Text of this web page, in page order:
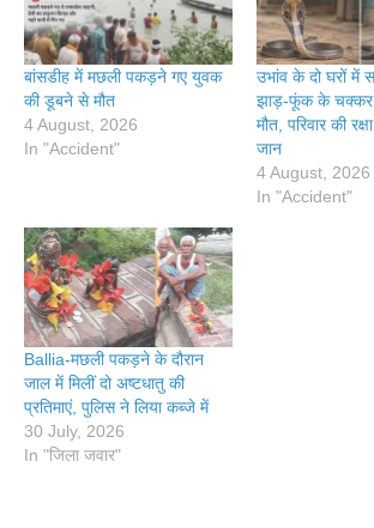
बांसडीह में मछली पकड़ने गए युवक
की डूबने से मौत
4 August, 2026
In "Accident"
उभांव के दो घरों में
झाड़-फूंक के चक्कर
मौत, परिवार की
जान
4 August, 2026
In "Accident"
Ballia-मछली पकड़ने के दौरान
जाल में मिलीं दो अष्टधातु की
प्रतिमाएं, पुलिस ने लिया कब्जे में
30 July, 2026
In "जिला जवार"